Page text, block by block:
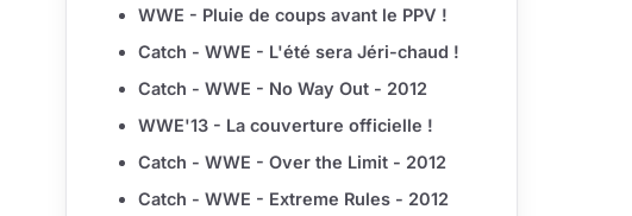
WWE - Pluie de coups avant le PPV !
Catch - WWE - L'été sera Jéri-chaud !
Catch - WWE - No Way Out - 2012
WWE'13 - La couverture officielle !
Catch - WWE - Over the Limit - 2012
Catch - WWE - Extreme Rules - 2012